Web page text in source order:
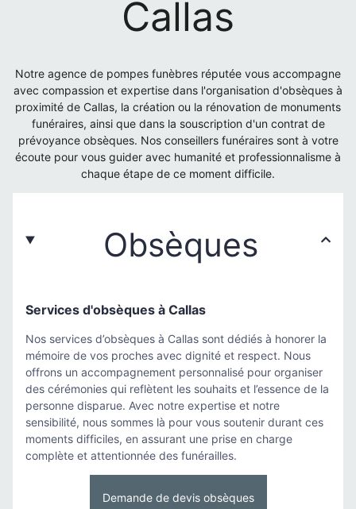
Callas
Notre agence de pompes funèbres réputée vous accompagne
avec compassion et expertise dans l'organisation d'obsèques à
proximité de Callas, la création ou la rénovation de monuments
funéraires, ainsi que dans la souscription d'un contrat de
prévoyance obsèques. Nos conseillers funéraires sont à votre
écoute pour vous guider avec humanité et professionnalisme à
chaque étape de ce moment difficile.
Obsèques
Services d'obsèques à Callas
Nos services d’obsèques à Callas sont dédiés à honorer la
mémoire de vos proches avec dignité et respect. Nous
offrons un accompagnement personnalisé pour organiser
des cérémonies qui reflètent les souhaits et l’essence de la
personne disparue. Avec notre expertise et notre
sensibilité, nous sommes là pour vous soutenir durant ces
moments difficiles, en assurant une prise en charge
complète et attentionnée des funérailles.
Demande de devis obsèques